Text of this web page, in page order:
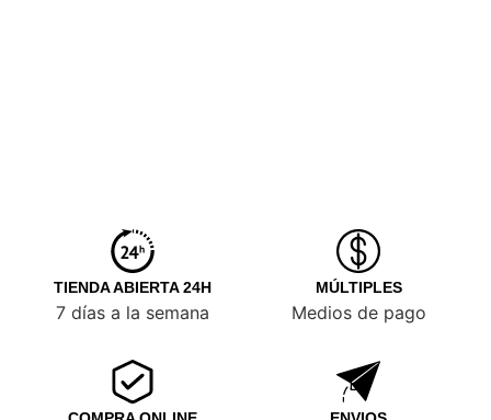
TIENDA ABIERTA 24H
7 días a la semana
MÚLTIPLES
Medios de pago